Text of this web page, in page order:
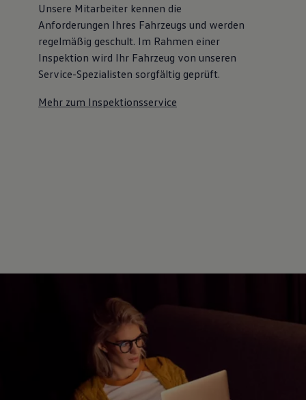
Unsere Mitarbeiter kennen die
Anforderungen Ihres Fahrzeugs und werden
regelmäßig geschult. Im Rahmen einer
Inspektion wird Ihr Fahrzeug von unseren
Service-Spezialisten sorgfältig geprüft.
Mehr zum Inspektionsservice